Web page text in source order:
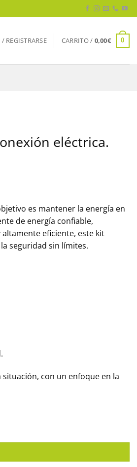
/ REGISTRARSE CARRITO / 0,00€ 0
eléctrica.
es mantener la energía en
de energía confiable,
eficiente, este kit
seguridad sin límites.
con un enfoque en la